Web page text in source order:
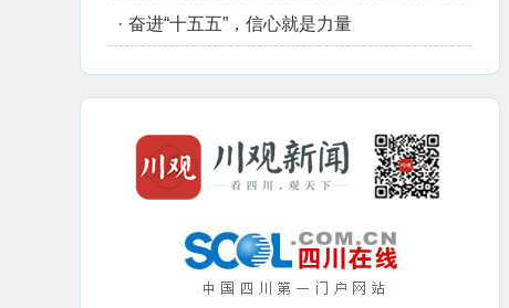
· 奋进“十五五”，信心就是力量